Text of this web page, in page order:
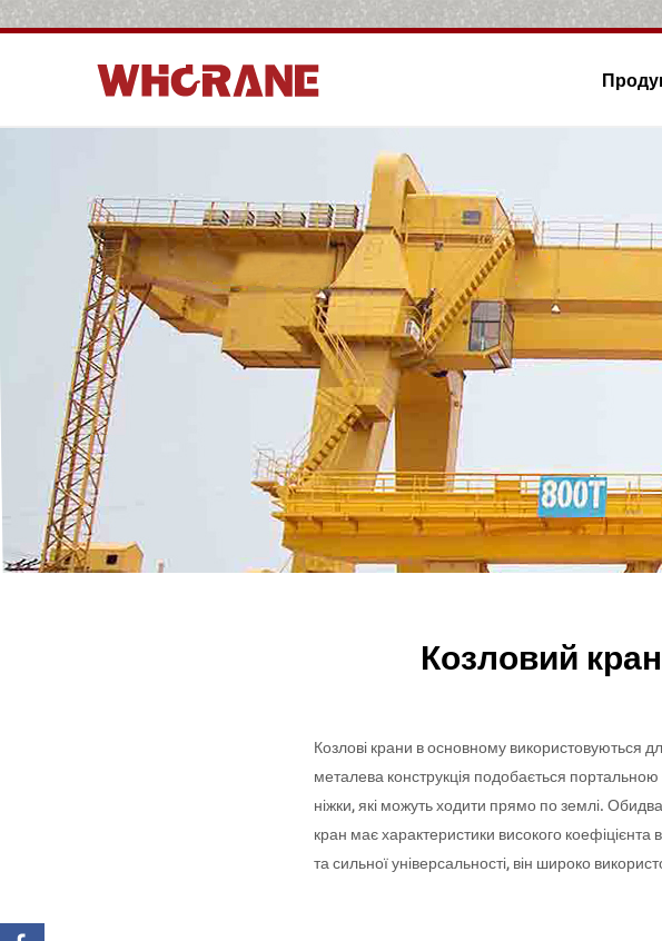
Козловий
Козлові крани в основному використовуються
металева конструкція подобається
ніжки, які можуть ходити прямо по землі.
кран має характеристики високого коефіцієнта
та сильної універсальності, він широко